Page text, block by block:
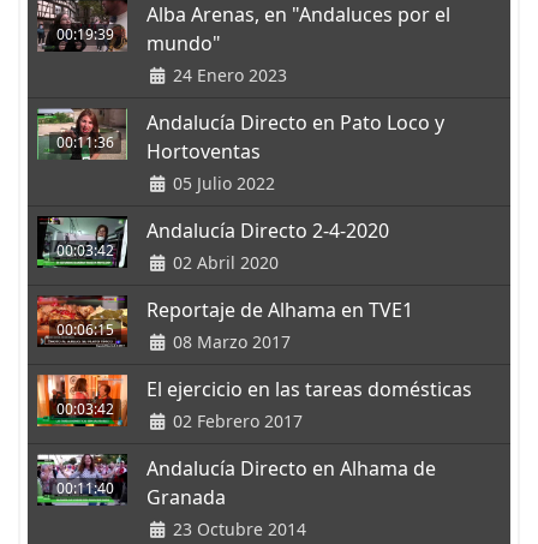
00:19:39
Alba Arenas, en "Andaluces por el
mundo"
24 Enero 2023
00:11:36
Andalucía Directo en Pato Loco y
Hortoventas
05 Julio 2022
00:03:42
Andalucía Directo 2-4-2020
02 Abril 2020
00:06:15
Reportaje de Alhama en TVE1
08 Marzo 2017
00:03:42
El ejercicio en las tareas domésticas
02 Febrero 2017
00:11:40
Andalucía Directo en Alhama de
Granada
23 Octubre 2014